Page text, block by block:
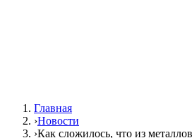
Главная
›Новости
›Как сложилось, что из